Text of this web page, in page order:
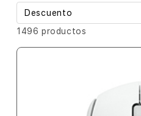
1496 productos